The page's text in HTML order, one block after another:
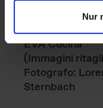
Nur
EVA Cucina
(Immagini
Fotografo:
Sternbach